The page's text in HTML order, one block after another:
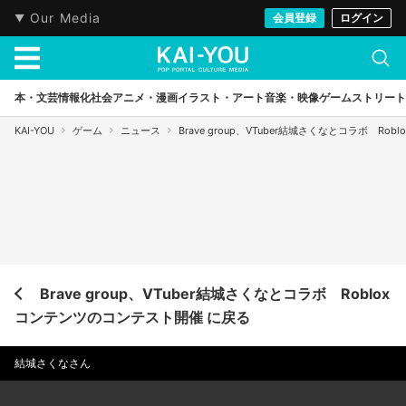
Our Media 会員登録 ログイン
本・文芸情報化社会アニメ・漫画イラスト・アート音楽・映像ゲームストリート
KAI-YOU ゲーム ニュース Brave group、VTuber結城さくなとコラボ
Brave group、VTuber結城さくなとコラボ Roblox
コンテンツのコンテスト開催 に戻る
結城さくなさん